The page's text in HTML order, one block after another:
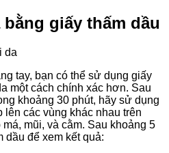
giấy thấm dầu
tay, bạn có thể sử dụng giấy
một cách chính xác hơn. Sau
khoảng 30 phút, hãy sử dụng
lên các vùng khác nhau trên
mũi, và cằm. Sau khoảng 5
dầu để xem kết quả: